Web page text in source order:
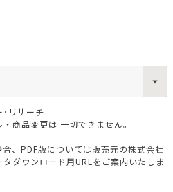
リサーチ
商品変更は 一切できません。
、PDF版については販売元の株式会社
ダウンロード用URLをご案内いたしま